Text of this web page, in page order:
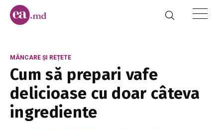
MÂNCARE ȘI REȚETE
Cum să prepari vafe
delicioase cu doar câteva
ingrediente